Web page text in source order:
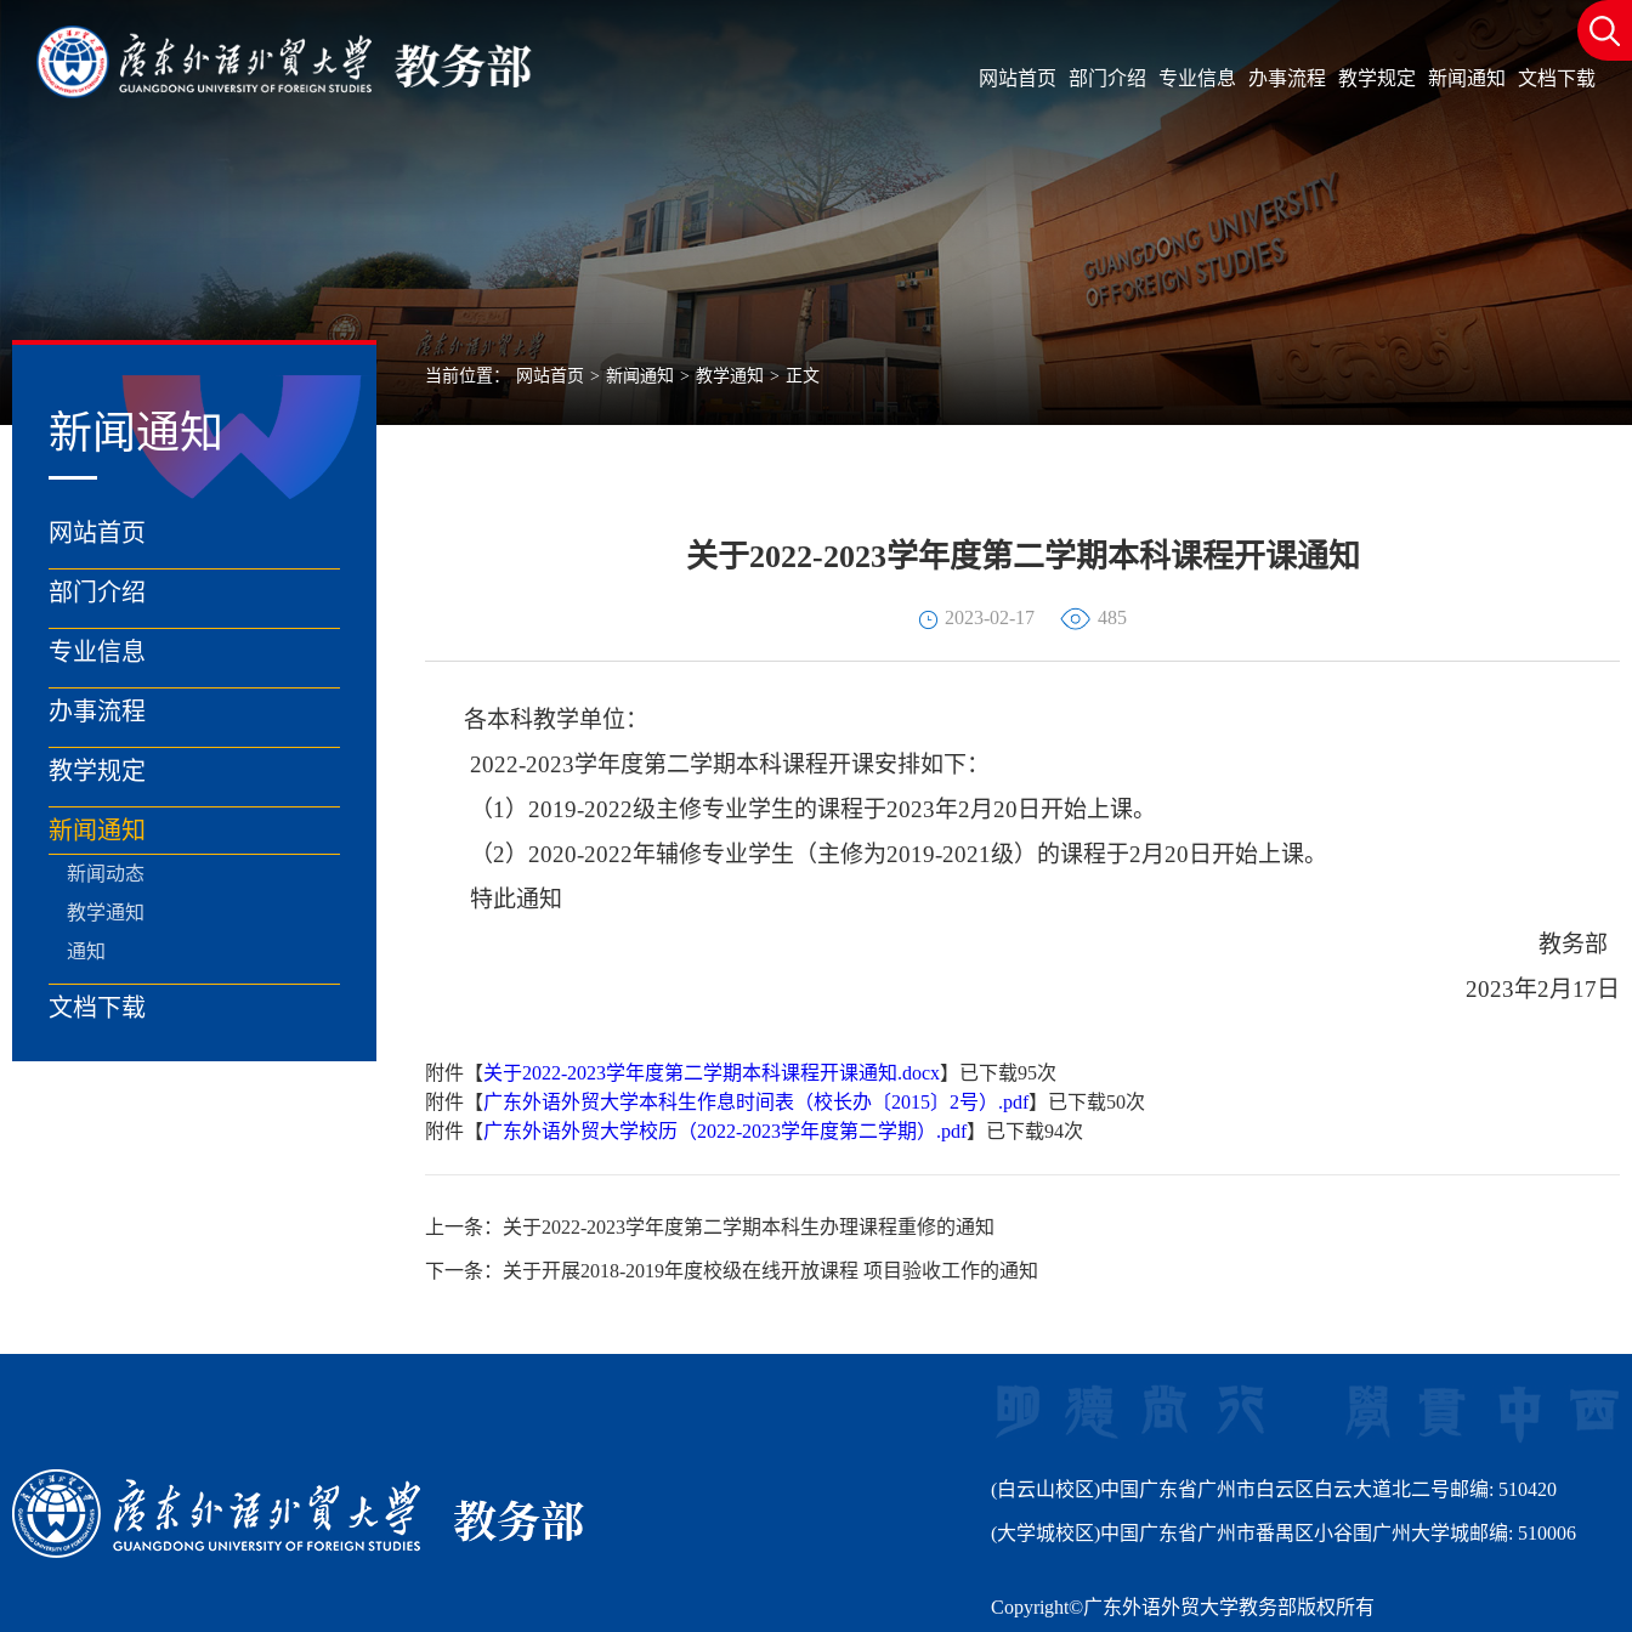
网站首页 部门介绍 专业信息 办事流程 教学规定 新闻通知 文档下载
新闻通知
网站首页
部门介绍
专业信息
办事流程
教学规定
新闻通知
新闻动态
教学通知
通知
文档下载
当前位置： 网站首页 > 新闻通知 > 教学通知 > 正文
关于2022-2023学年度第二学期本科课程开课通知
2023-02-17 485
各本科教学单位：
2022-2023学年度第二学期本科课程开课安排如下：
（1）2019-2022级主修专业学生的课程于2023年2月 20日开始上课。
（2）2020-2022年辅修专业学生（主修为2019-2021级） 的课程于2月20日 开始上课。
特此通知
教务部
2023年2月17日
附件【关于2022-2023学年度第二学期本科课程开课通知.docx】已下载95次
附件【广东外语外贸大学本科生作息时间表（校长办〔2015〕2号）.pdf】已下载50次
附件【广东外语外贸大学校历（2022-2023学年度第二学期）.pdf】已下载94次
上一条： 关于2022-2023学年度第二学期本科生办理课程重修的通知
下一条： 关于开展2018-2019年度校级在线开放课程 项目验收工作的通知
(白云山校区)中国广东省广州市白云区白云大道北二号邮编: 510420
(大学城校区)中国广东省广州市番禺区小谷围广州大学城邮编: 510006
Copyright©广东外语外贸大学教务部版权所有